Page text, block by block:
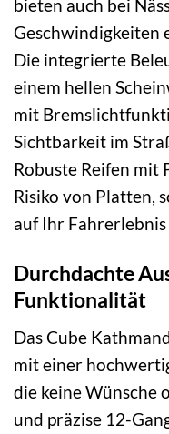
bieten auch bei
Geschwindigkeiten
Die integrierte
einem hellen
mit
Sichtbarkeit im
Robuste Reifen mit
Risiko von Platten,
auf Ihr
Durchdachte
Funktionalität
Das Cube
mit einer
die keine Wünsche
und präzise 12-